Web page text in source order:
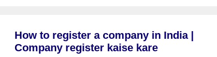
How to register a company in India |
Company register kaise kare